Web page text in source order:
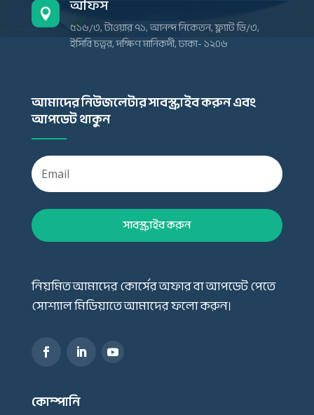
 অফিস
৫১৬/৩, টাওয়ার ৭১, আনন্দ নিকেতন, ফ্ল্যাট ডি/৩,
ইসিবি চত্বর, দক্ষিণ মানিকদী, ঢাকা- ১২০৬
আমাদের নিউজলেটার সাবস্ক্রাইব করুন এবং
আপডেট থাকুন
সাবস্ক্রাইব করুন
নিয়মিত আমাদের কোর্সের অফার বা আপডেট পেতে
সোশ্যাল মিডিয়াতে আমাদের ফলো করুন।
কোম্পানি